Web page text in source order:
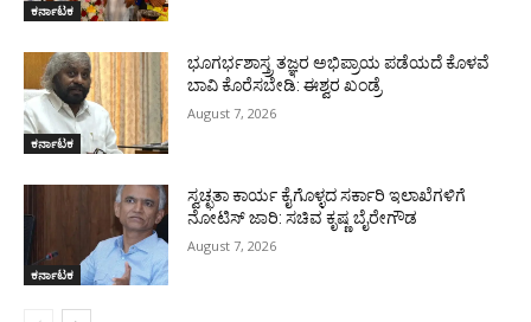
ಕರ್ನಾಟಕ
ಕರ್ನಾಟಕ
ಭೂಗರ್ಭಶಾಸ್ತ್ರ ತಜ್ಞರ ಅಭಿಪ್ರಾಯ ಪಡೆಯದೆ ಕೊಳವೆ
ಬಾವಿ ಕೊರೆಸಬೇಡಿ: ಈಶ್ವರ ಖಂಡ್ರೆ
August 7, 2026
ಕರ್ನಾಟಕ
ಸ್ವಚ್ಛತಾ ಕಾರ್ಯ ಕೈಗೊಳ್ಳದ ಸರ್ಕಾರಿ ಇಲಾಖೆಗಳಿಗೆ
ನೋಟಿಸ್ ಜಾರಿ: ಸಚಿವ ಕೃಷ್ಣ ಬೈರೇಗೌಡ
August 7, 2026